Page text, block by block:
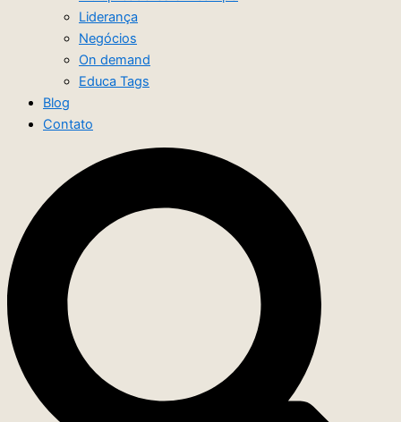
Liderança
Negócios
On demand
Educa Tags
Blog
Contato